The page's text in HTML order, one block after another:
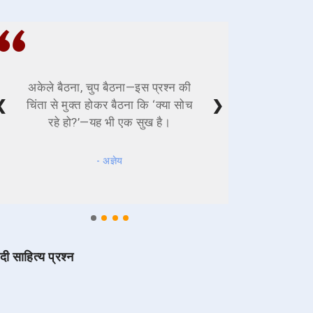
अकेले बैठना, चुप बैठना—इस प्रश्न की
चिंता से मुक्त होकर बैठना कि ‘क्या सोच
रहे हो?’—यह भी एक सुख है।
- अज्ञेय
❯
साहित्य प्रश्न